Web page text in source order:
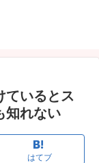
ているとス
知れない
はてブ